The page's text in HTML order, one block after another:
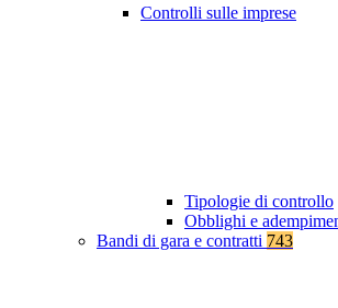
Controlli sulle imprese
Tipologie di controllo
Obblighi e
Bandi di gara e contratti 743